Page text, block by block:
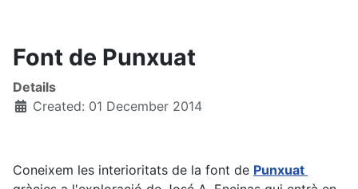
Font de Punxuat
Details
Created: 01 December 2014
Coneixem les interioritats de la font de Punxuat